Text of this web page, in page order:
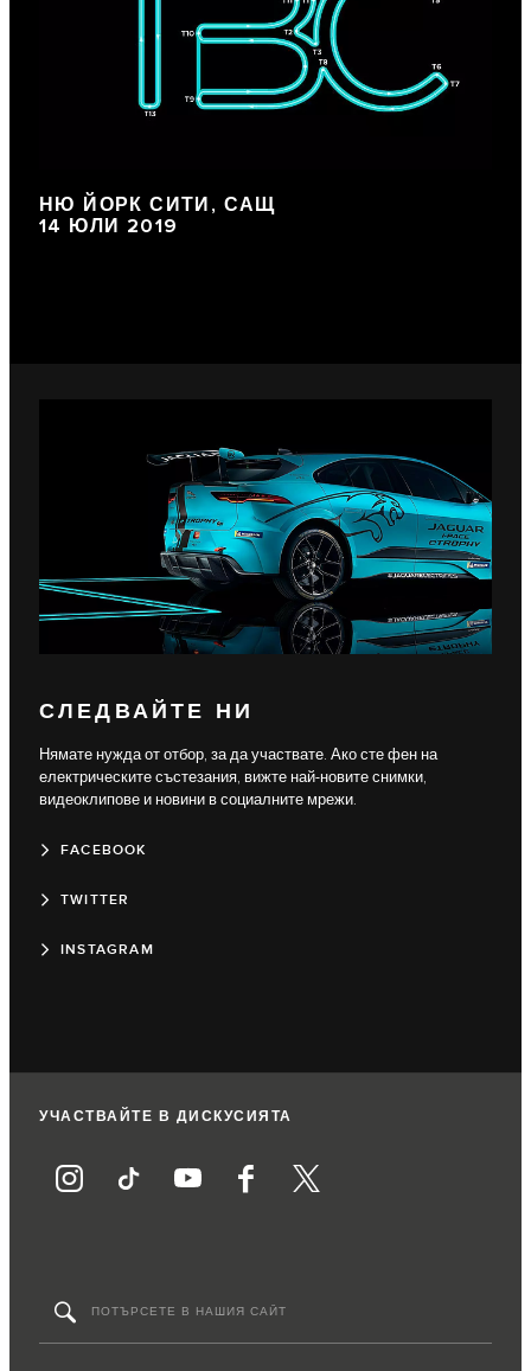
НЮ ЙОРК СИТИ, САЩ
14 ЮЛИ 2019
СЛЕДВАЙТЕ НИ
Нямате нужда от отбор, за да участвате. Ако сте фен на
електрическите състезания, вижте най-новите снимки,
видеоклипове и новини в социалните мрежи.
FACEBOOK
TWITTER
INSTAGRAM
УЧАСТВАЙТЕ В ДИСКУСИЯТА